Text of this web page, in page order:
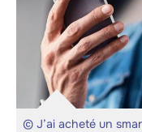
© J’ai acheté un